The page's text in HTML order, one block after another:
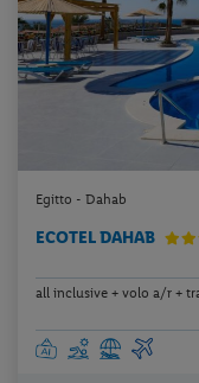
Egitto - Dahab
ECOTEL DAHAB
all inclusive + volo a/r +